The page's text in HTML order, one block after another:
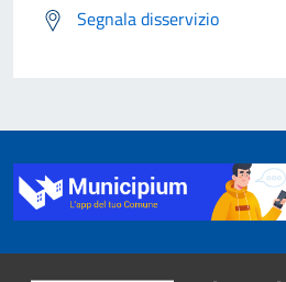
Segnala disservizio